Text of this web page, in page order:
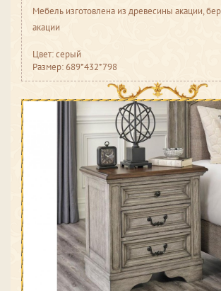
Мебель изготовлена из древесины акации,
акации
Цвет: серый
Размер: 689*432*798